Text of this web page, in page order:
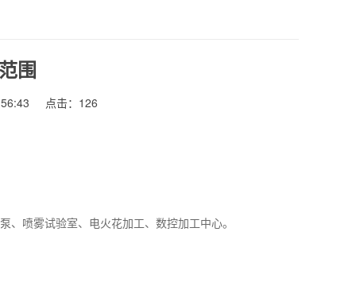
围
点击：126
喷雾试验室、电火花加工、数控加工中心。